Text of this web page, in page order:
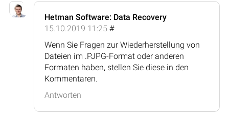
Hetman Software: Data Recovery
15.10.2019 11:25 #
Wenn Sie Fragen zur Wiederherstellung von
Dateien im .PJPG-Format oder anderen
Formaten haben, stellen Sie diese in den
Kommentaren.
Antworten